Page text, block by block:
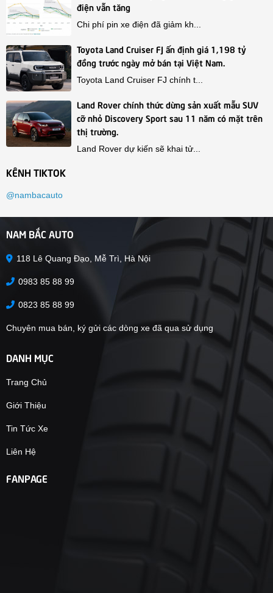
điện vẫn tăng
Chi phí pin xe điện đã giảm kh...
Toyota Land Cruiser FJ ấn định giá 1,198 tỷ
đồng trước ngày mở bán tại Việt Nam.
Toyota Land Cruiser FJ chính t...
Land Rover chính thức dừng sản xuất mẫu SUV
cỡ nhỏ Discovery Sport sau 11 năm có mặt trên
thị trường.
Land Rover dự kiến sẽ khai tử...
KÊNH TIKTOK
@nambacauto
NAM BẮC AUTO
118 Lê Quang Đạo, Mễ Trì, Hà Nội
0983 85 88 99
0823 85 88 99
Chuyên mua bán, ký gửi các dòng xe đã qua sử dụng
DANH MỤC
Trang Chủ
Giới Thiệu
Tin Tức Xe
Liên Hệ
FANPAGE